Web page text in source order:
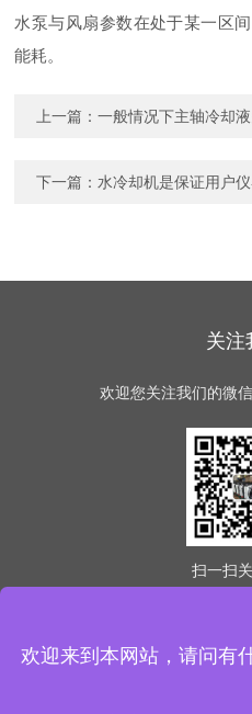
水泵与风扇参数在处于某一区
能耗。
上一篇：一般情况下主轴冷却
下一篇： 水冷却机是保证用户
关注
欢迎您关注我们的微
扫一扫
版权所有 © 2026 意冷星
欢迎来到本网站，请问有